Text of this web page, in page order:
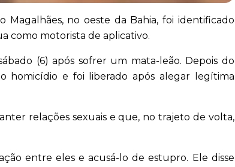
no oeste da Bahia, foi identificado
como motorista de aplicativo.
(6) após sofrer um mata-leão. Depois do
homicídio e foi liberado após alegar legítima
relações sexuais e que, no trajeto de volta,
entre eles e acusá-lo de estupro. Ele disse